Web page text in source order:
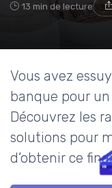
13 min de lecture
Vous avez
banque pour
Découvrez les
solutions pour
d’obtenir ce